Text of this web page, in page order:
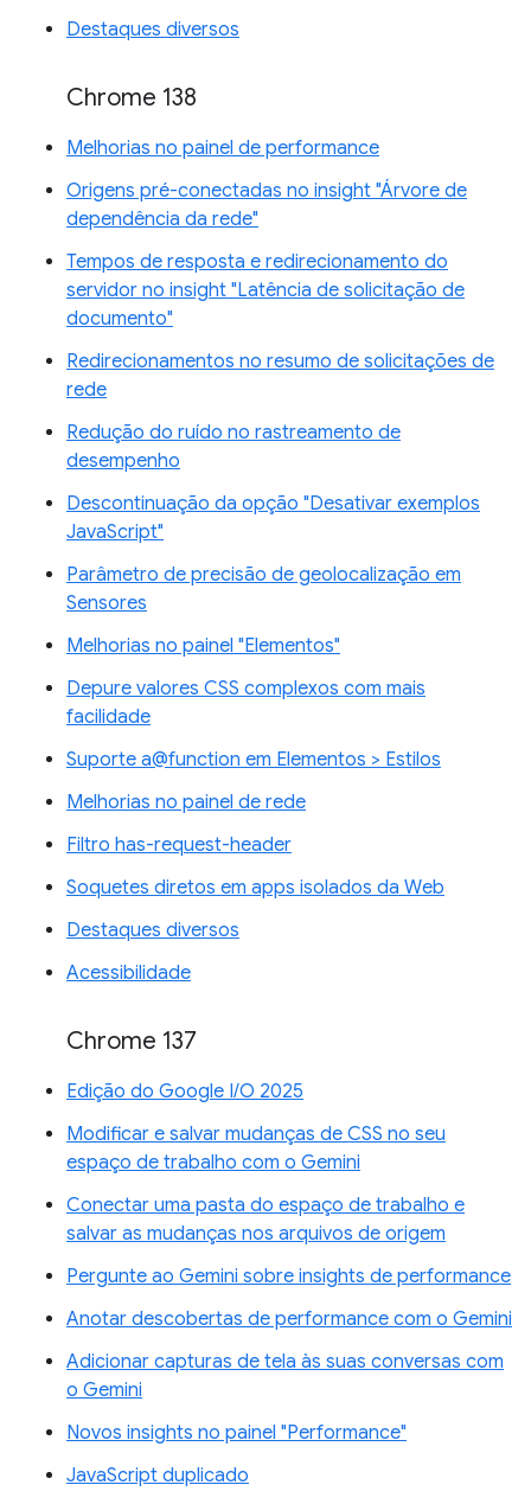
Destaques diversos
Chrome 138
Melhorias no painel de performance
Origens pré-conectadas no insight "Árvore de
dependência da rede"
Tempos de resposta e redirecionamento do
servidor no insight "Latência de solicitação de
documento"
Redirecionamentos no resumo de solicitações de
rede
Redução do ruído no rastreamento de
desempenho
Descontinuação da opção "Desativar exemplos
JavaScript"
Parâmetro de precisão de geolocalização em
Sensores
Melhorias no painel "Elementos"
Depure valores CSS complexos com mais
facilidade
Suporte a@function em Elementos > Estilos
Melhorias no painel de rede
Filtro has-request-header
Soquetes diretos em apps isolados da Web
Destaques diversos
Acessibilidade
Chrome 137
Edição do Google I/O 2025
Modificar e salvar mudanças de CSS no seu
espaço de trabalho com o Gemini
Conectar uma pasta do espaço de trabalho e
salvar as mudanças nos arquivos de origem
Pergunte ao Gemini sobre insights de performance
Anotar descobertas de performance com o Gemini
Adicionar capturas de tela às suas conversas com
o Gemini
Novos insights no painel "Performance"
JavaScript duplicado